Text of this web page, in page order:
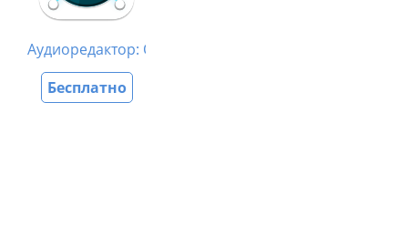
Аудиоредактор: Обработка звука
Бесплатно